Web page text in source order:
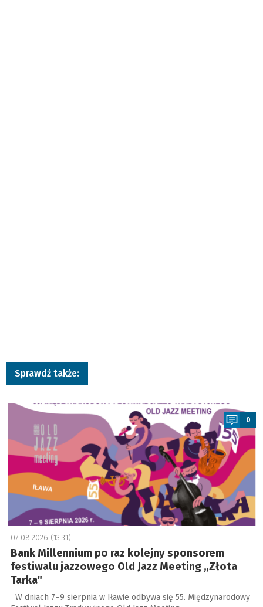
Sprawdź także:
a
0
07.08.2026 (13:31)
Bank Millennium po raz kolejny sponsorem
festiwalu jazzowego Old Jazz Meeting „Złota
Tarka"
W dniach 7–9 sierpnia w Iławie odbywa się 55. Międzynarodowy